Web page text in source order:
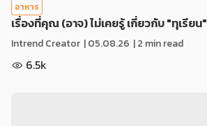
อาหาร
เรื่องที่คุณ (อาจ) ไม่เคยรู้ เกี่ยวกับ "ทุเรียน"
Intrend Creator |05.08.26 | 2 min read
6.5k